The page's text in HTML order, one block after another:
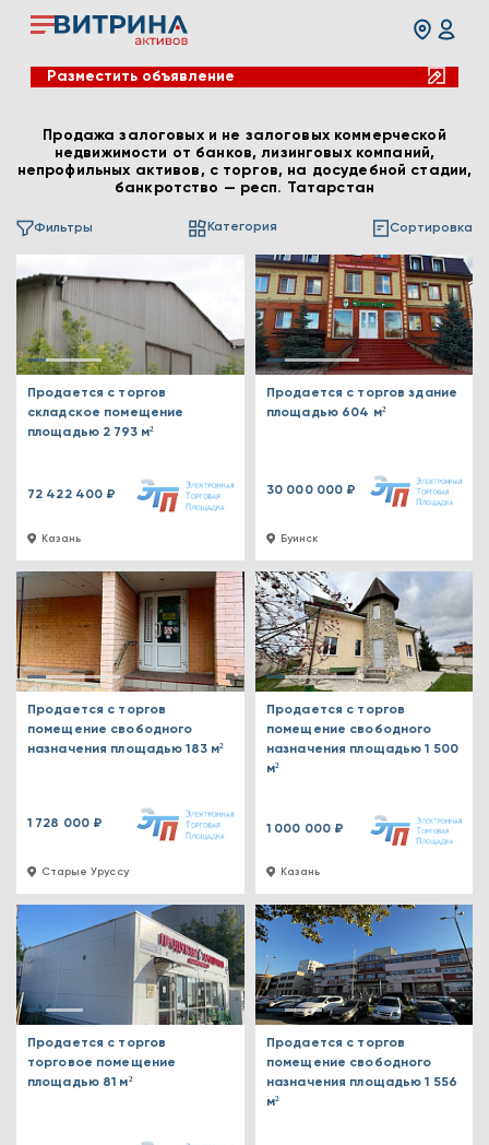
Разместить объявление
Продажа залоговых и не залоговых коммерческой
недвижимости от банков, лизинговых компаний,
непрофильных активов, с торгов, на досудебной стадии,
банкротство — респ. Татарстан
Фильтры Категория Сортировка
Казань
Продается с торгов
складское помещение
площадью 2 793 м²
72 422 400 ₽
Буинск
Продается с торгов здание
площадью 604 м²
30 000 000 ₽
Старые Уруссу
Продается с торгов
помещение свободного
назначения площадью 183 м²
1 728 000 ₽
Казань
Продается с торгов
помещение свободного
назначения площадью 1 500
м²
1 000 000 ₽
Продается с торгов
торговое помещение
площадью 81 м²
Продается с торгов
помещение свободного
назначения площадью 1 556
м²